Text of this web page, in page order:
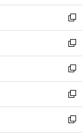
ウ
で
開
く
ン
ド
ウ
で
開
く
ウ
ィ
ン
ド
ウ
で
開
く
し
い
ウ
ィ
ン
ド
ウ
で
開
く
新
し
い
ウ
ィ
ン
ド
ウ
で
開
新
し
い
ウ
ィ
ン
ド
ウ
新
し
い
ウ
ィ
新
し
い
新